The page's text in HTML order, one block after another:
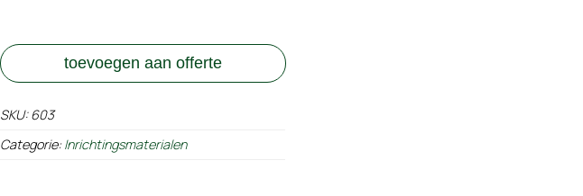
aantal
toevoegen aan offerte
SKU:603
Categorie:Inrichtingsmaterialen